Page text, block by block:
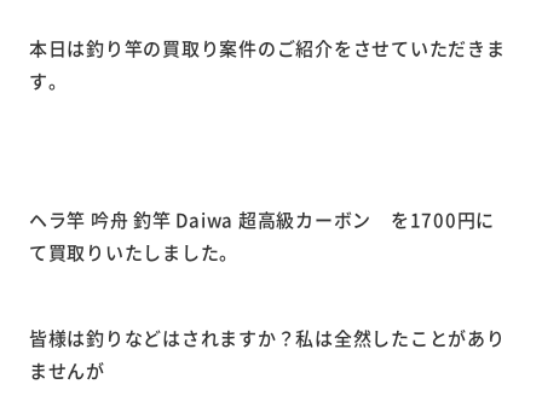
本日は釣り竿の買取り案件のご紹介をさせていただきま
す。
ヘラ竿 吟舟 釣竿 Daiwa 超高級カーボン を1700円に
て買取りいたしました。
皆様は釣りなどはされますか？私は全然したことがあり
ませんが